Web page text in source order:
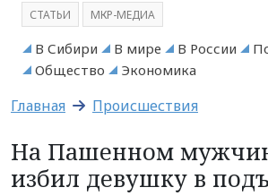
СТАТЬИ МКР-МЕДИА
В Сибири В мире В России
Общество
Экономика
Главная Происшествия
На Пашенном
избил девушку в